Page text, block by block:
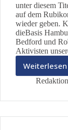
unter diesem
auf dem
wieder geben.
dieBasis
Bedford und
Aktivisten
Weiterlesen
Eltern,
Redaktion